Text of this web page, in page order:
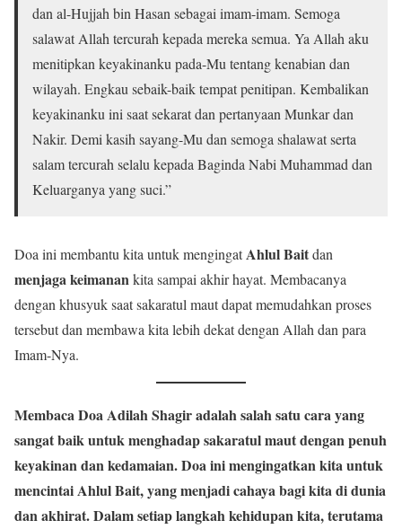
dan al-Hujjah bin Hasan sebagai imam-imam. Semoga
salawat Allah tercurah kepada mereka semua. Ya Allah aku
menitipkan keyakinanku pada-Mu tentang kenabian dan
wilayah. Engkau sebaik-baik tempat penitipan. Kembalikan
keyakinanku ini saat sekarat dan pertanyaan Munkar dan
Nakir. Demi kasih sayang-Mu dan semoga shalawat serta
salam tercurah selalu kepada Baginda Nabi Muhammad dan
Keluarganya yang suci.”
Doa ini membantu kita untuk mengingatAhlul Baitdan
menjaga keimanankita sampai akhir hayat. Membacanya
dengan khusyuk saat sakaratul maut dapat memudahkan proses
tersebut dan membawa kita lebih dekat dengan Allah dan para
Imam-Nya.
MembacaDoa Adilah Shagiradalah salah satu cara yang
sangat baik untuk menghadap sakaratulmaut dengan penuh
keyakinan dan kedamaian. Doa ini mengingatkan kita untuk
mencintai Ahlul Bait, yang menjadi cahaya bagi kita di dunia
dan akhirat. Dalam setiap langkah kehidupan kita, terutama